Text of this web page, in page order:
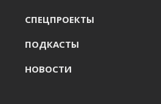
СПЕЦПРОЕКТЫ
ПОДКАСТЫ
НОВОСТИ